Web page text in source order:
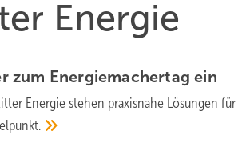
Energie
zum Ener­gie­macher­tagein
Energie stehen praxis­nahe Lösun­gen für